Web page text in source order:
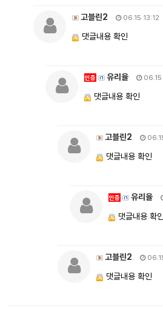
고블린2 06.15 13:12
댓글내용 확인
인증 유리율 06.15
댓글내용 확인
고블린2
댓글내용 확인
인증 유리율
댓글내용 확인
고블린2
댓글내용 확인